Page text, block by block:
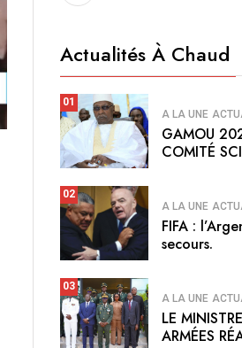
Actualités À Chaud
01
A LA UNE
GAMOU
COMITÉ
02
A LA UNE
FIFA :
secours.
03
A LA UNE
LE
ARMÉES